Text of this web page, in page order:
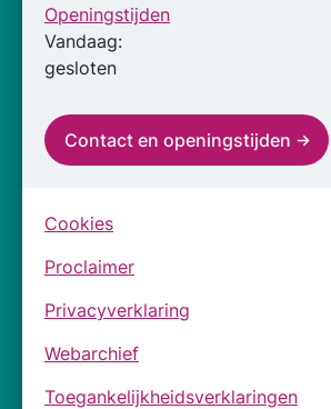
Openingstijden
Vandaag:
gesloten
Contact en openingstijden
Cookies
Proclaimer
Privacyverklaring
Webarchief
Toegankelijkheidsverklaringen